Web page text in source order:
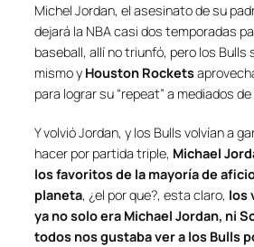
Michel Jordan, el asesinato de su
dejará la NBA casi dos temporadas
baseball, allí no triunfó, pero los Bulls
mismo y Houston Rockets
para lograr su “repeat” a mediados
Y volvió Jordan, y los Bulls volvían a
hacer por partida triple, Michael
los favoritos de la mayoría de
planeta, ¿el por que?, esta claro, los
ya no solo era Michael Jordan, ni
todos nos gustaba ver a los Bulls